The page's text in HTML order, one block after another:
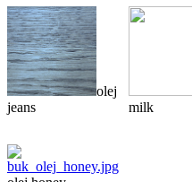
olej
jeans
milk